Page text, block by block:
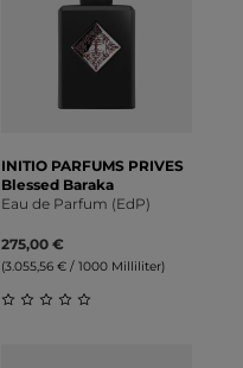
INITIO PARFUMS PRIVES
Blessed Baraka
Eau de Parfum (EdP)
275,00 €
(3.055,56 € / 1000 Milliliter)